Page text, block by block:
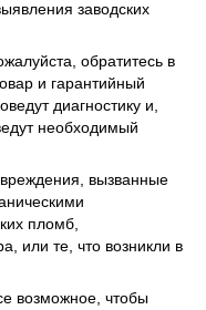
заводских
обратитесь в
и гарантийный
диагностику и,
необходимый
вызванные
пломб,
или те, что возникли в
возможное, чтобы